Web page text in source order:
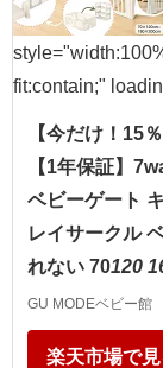
fit:contain;"
【今だけ！15
【1年保証】
ベビーゲート
レイサークル
れない 70120
GU MODEベビー館
楽天市場で見